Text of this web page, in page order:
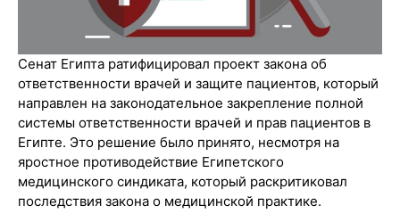
Сенат Египта ратифицировал проект закона об
ответственности врачей и защите пациентов, который
направлен на законодательное закрепление полной
системы ответственности врачей и прав пациентов в
Египте. Это решение было принято, несмотря на
яростное противодействие Египетского
медицинского синдиката, который раскритиковал
последствия закона о медицинской практике.